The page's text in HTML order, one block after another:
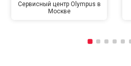
Сервисный центр Olympus в
Москве